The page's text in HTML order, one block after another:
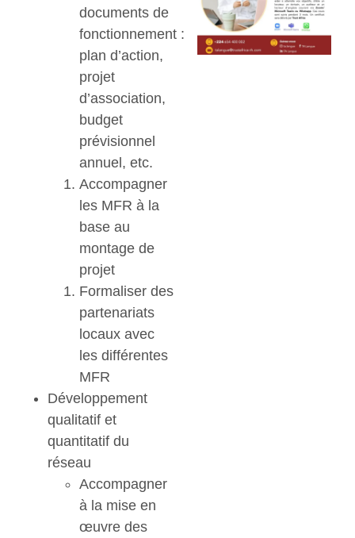
documents de
fonctionnement :
plan d’action,
projet
d’association,
budget
prévisionnel
annuel, etc.
Accompagner
les MFR à la
base au
montage de
projet
Formaliser des
partenariats
locaux avec
les différentes
MFR
Développement
qualitatif et
quantitatif du
réseau
Accompagner
à la mise en
œuvre des